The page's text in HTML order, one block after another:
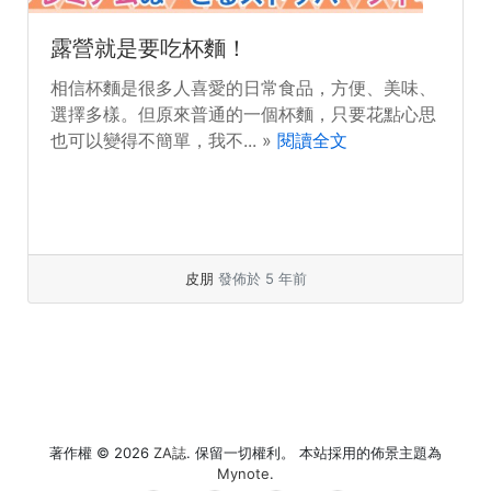
露營就是要吃杯麵！
相信杯麵是很多人喜愛的日常食品，方便、美味、
選擇多樣。但原來普通的一個杯麵，只要花點心思
也可以變得不簡單，我不... » 閱讀全文
皮朋 發佈於 5 年前
著作權 © 2026 ZA誌. 保留一切權利。 本站採用的佈景主題為
Mynote.